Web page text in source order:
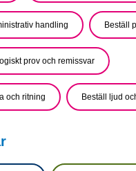
handling Beställ
prov och remissvar
och ritning Beställ ljud